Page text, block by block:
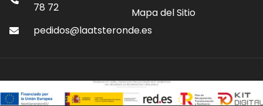
78 72
pedidos@laatsteronde.es
Mapa del Sitio